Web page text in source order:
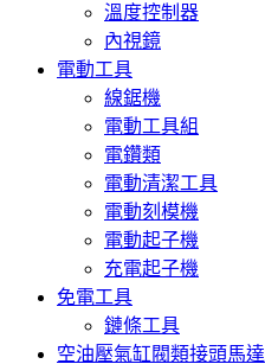
溫度控制器
內視鏡
電動工具
線鋸機
電動工具組
電鑽類
電動清潔工具
電動刻模機
電動起子機
充電起子機
免電工具
鏈條工具
空油壓氣缸閥類接頭馬達